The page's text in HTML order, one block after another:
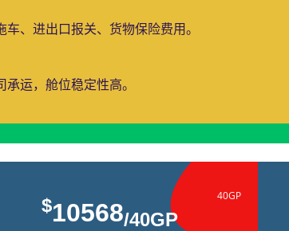
、进出口报关、货物保险费用。
运，舱位稳定性高。
40GP
$10568/40GP